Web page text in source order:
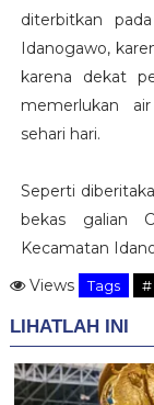
diterbitkan
Idanogawo,
karena dekat
memerlukan
sehari hari.
Seperti
bekas galian
Kecamatan
Views
Tags #